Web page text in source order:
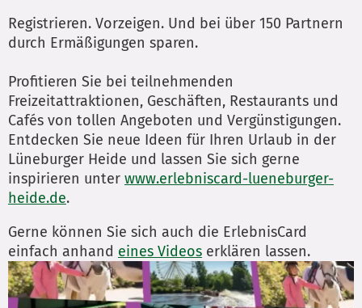
Registrieren. Vorzeigen. Und bei über 150 Partnern
durch Ermäßigungen sparen.
Profitieren Sie bei teilnehmenden
Freizeitattraktionen, Geschäften, Restaurants und
Cafés von tollen Angeboten und Vergünstigungen.
Entdecken Sie neue Ideen für Ihren Urlaub in der
Lüneburger Heide und lassen Sie sich gerne
inspirieren unter www.erlebniscard-lueneburger-
heide.de.
Gerne können Sie sich auch die ErlebnisCard
einfach anhand eines Videos erklären lassen.